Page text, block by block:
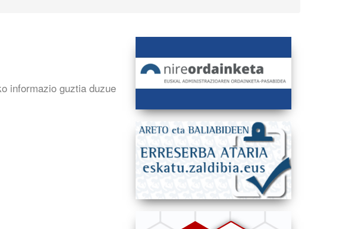
informazio guztia duzue